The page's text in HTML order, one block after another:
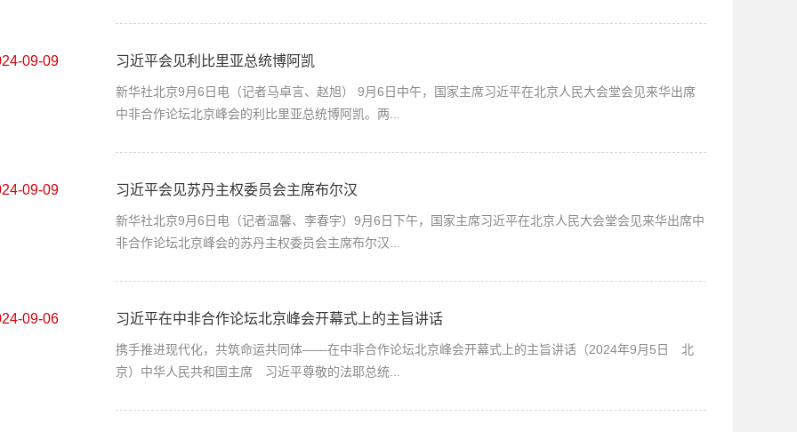
09-09 习近平会见利比里亚总统博阿凯
新华社北京9月6日电（记者马卓言、赵旭） 9月6日中午，国家主席习近平在北京人民大会堂会见来华出席
中非合作论坛北京峰会的利比里亚总统博阿凯。两...
09-09 习近平会见苏丹主权委员会主席布尔汉
新华社北京9月6日电（记者温馨、李春宇）9月6日下午，国家主席习近平在北京人民大会堂会见来华出席中
非合作论坛北京峰会的苏丹主权委员会主席布尔汉...
09-06 习近平在中非合作论坛北京峰会开幕式上的主旨讲话
携手推进现代化，共筑命运共同体——在中非合作论坛北京峰会开幕式上的主旨讲话（2024年9月5日 北
京）中华人民共和国主席 习近平尊敬的法耶总统...